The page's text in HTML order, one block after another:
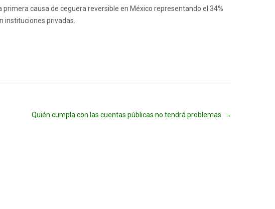
causa de ceguera reversible en México representando el 34%
instituciones privadas.
Quién cumpla con las cuentas públicas no tendrá problemas →